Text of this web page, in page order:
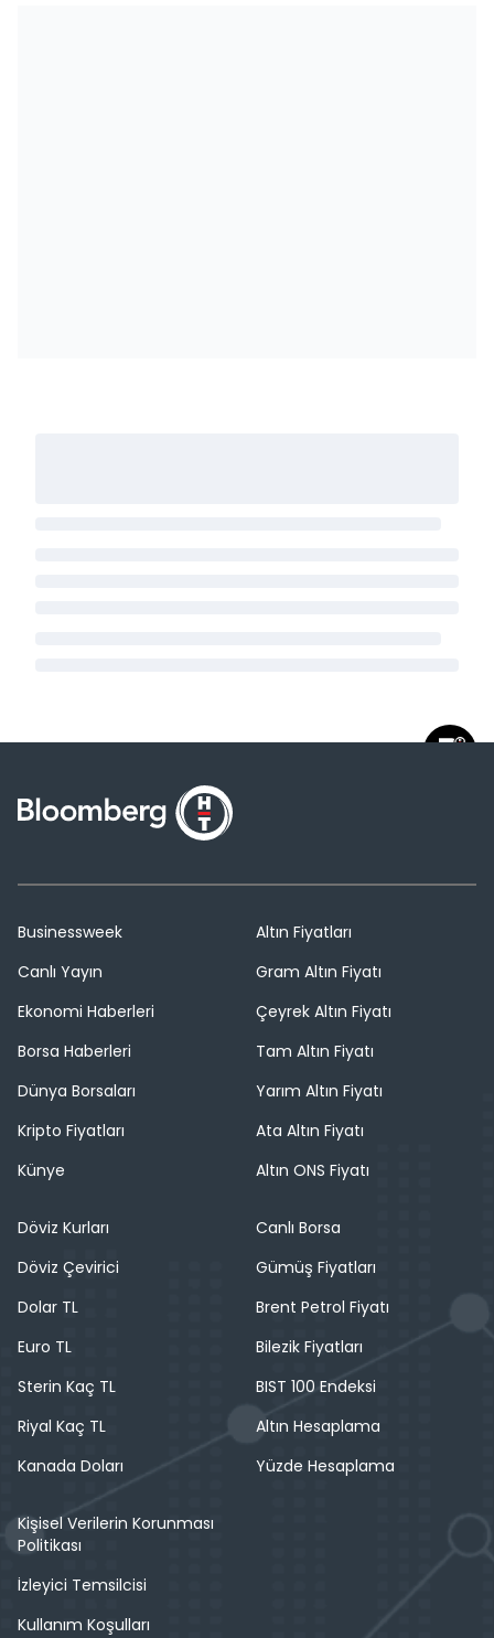
Businessweek
Canlı Yayın
Ekonomi Haberleri
Borsa Haberleri
Dünya Borsaları
Kripto Fiyatları
Künye
Altın Fiyatları
Gram Altın Fiyatı
Çeyrek Altın Fiyatı
Tam Altın Fiyatı
Yarım Altın Fiyatı
Ata Altın Fiyatı
Altın ONS Fiyatı
Döviz Kurları
Döviz Çevirici
Dolar TL
Euro TL
Sterin Kaç TL
Riyal Kaç TL
Kanada Doları
Canlı Borsa
Gümüş Fiyatları
Brent Petrol Fiyatı
Bilezik Fiyatları
BIST 100 Endeksi
Altın Hesaplama
Yüzde Hesaplama
Kişisel Verilerin Korunması
Politikası
İzleyici Temsilcisi
Kullanım Koşulları